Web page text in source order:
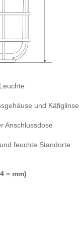
und Käfiglinse
Anschlussdose
feuchte Standorte
= mm)